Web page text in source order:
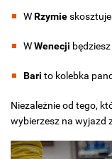
WRzymie
WWenecji
Bari to kolebka
Niezależnie od tego,
wybierzesz na wyjazd